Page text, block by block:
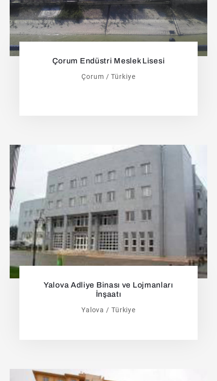
Çorum Endüstri Meslek Lisesi
Çorum / Türkiye
Yalova Adliye Binası ve Lojmanları
İnşaatı
Yalova / Türkiye